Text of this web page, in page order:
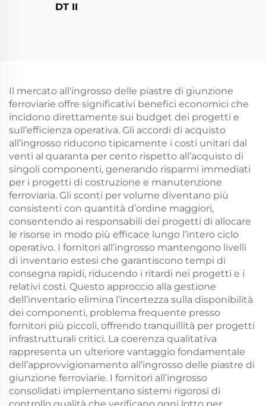
DT II
Il mercato all'ingrosso delle piastre di giunzione
ferroviarie offre significativi benefici economici che
incidono direttamente sui budget dei progetti e
sull’efficienza operativa. Gli accordi di acquisto
all’ingrosso riducono tipicamente i costi unitari dal
venti al quaranta per cento rispetto all’acquisto di
singoli componenti, generando risparmi immediati
per i progetti di costruzione e manutenzione
ferroviaria. Gli sconti per volume diventano più
consistenti con quantità d’ordine maggiori,
consentendo ai responsabili dei progetti di allocare
le risorse in modo più efficace lungo l’intero ciclo
operativo. I fornitori all’ingrosso mantengono livelli
di inventario estesi che garantiscono tempi di
consegna rapidi, riducendo i ritardi nei progetti e i
relativi costi. Questo approccio alla gestione
dell’inventario elimina l’incertezza sulla disponibilità
dei componenti, problema frequente presso
fornitori più piccoli, offrendo tranquillità per progetti
infrastrutturali critici. La coerenza qualitativa
rappresenta un ulteriore vantaggio fondamentale
dell’approvvigionamento all’ingrosso delle piastre di
giunzione ferroviarie. I fornitori all’ingrosso
consolidati implementano sistemi rigorosi di